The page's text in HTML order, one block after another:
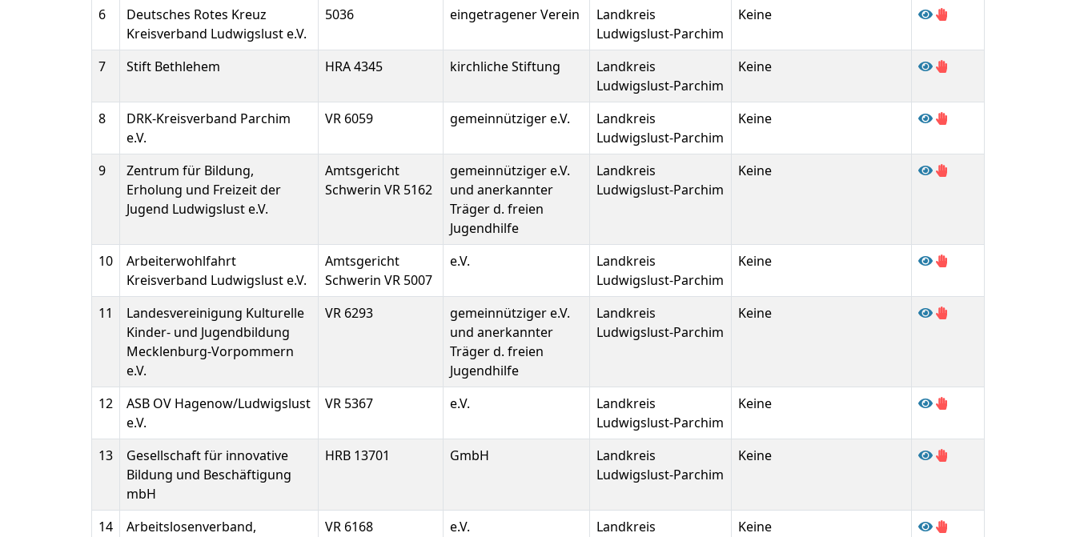
6
Deutsches Rotes Kreuz
Kreisverband Ludwigslust e.V.
5036 eingetragener Verein
Landkreis
Ludwigslust-Parchim
Keine
7 Stift Bethlehem HRA 4345 kirchliche Stiftung
Landkreis
Ludwigslust-Parchim
Keine
8
DRK-Kreisverband Parchim
e.V.
VR 6059 gemeinnütziger e.V.
Landkreis
Ludwigslust-Parchim
Keine
9
Zentrum für Bildung,
Erholung und Freizeit der
Jugend Ludwigslust e.V.
Amtsgericht
Schwerin VR 5162
gemeinnütziger e.V.
und anerkannter
Träger d. freien
Jugendhilfe
Landkreis
Ludwigslust-Parchim
Keine
10
Arbeiterwohlfahrt
Kreisverband Ludwigslust e.V.
Amtsgericht
Schwerin VR 5007
e.V.
Landkreis
Ludwigslust-Parchim
Keine
11
Landesvereinigung Kulturelle
Kinder- und Jugendbildung
Mecklenburg-Vorpommern
e.V.
VR 6293
gemeinnütziger e.V.
und anerkannter
Träger d. freien
Jugendhilfe
Landkreis
Ludwigslust-Parchim
Keine
12
ASB OV Hagenow/Ludwigslust
e.V.
VR 5367 e.V.
Landkreis
Ludwigslust-Parchim
Keine
13
Gesellschaft für innovative
Bildung und Beschäftigung
mbH
HRB 13701 GmbH
Landkreis
Ludwigslust-Parchim
Keine
14 Arbeitslosenverband, VR 6168 e.V. Landkreis Keine